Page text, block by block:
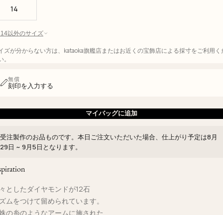
14
以外のサイズ
ズが分からない方は、kataoka旗艦店またはお近くの宝飾店による採寸をご利用く
。
無償
刻印を入力する
マイバッグに追加
受注製作のお品ものです。本日ご注文いただいた場合、仕上がり予定は8月
29日 ~ 9月5日 となります。
としたダイヤモンドが12石
ムをつけて留められています。
の糸のようなアームに施された